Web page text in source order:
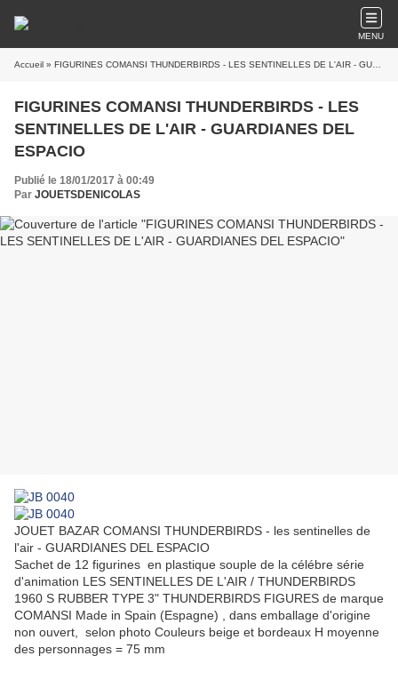
MENU
Accueil » FIGURINES COMANSI THUNDERBIRDS - LES SENTINELLES DE L'AIR - GUARDIANES DEL ESPACIO
FIGURINES COMANSI THUNDERBIRDS - LES
SENTINELLES DE L'AIR - GUARDIANES DEL
ESPACIO
Publié le 18/01/2017 à 00:49
Par JOUETSDENICOLAS
JOUET BAZAR COMANSI THUNDERBIRDS - les sentinelles de
l'air - GUARDIANES DEL ESPACIO
Sachet de 12 figurines en plastique souple de la célébre série
d'animation LES SENTINELLES DE L'AIR / THUNDERBIRDS
1960 S RUBBER TYPE 3" THUNDERBIRDS FIGURES de marque
COMANSI Made in Spain (Espagne) , dans emballage d'origine
non ouvert, selon photo Couleurs beige et bordeaux H moyenne
des personnages = 75 mm